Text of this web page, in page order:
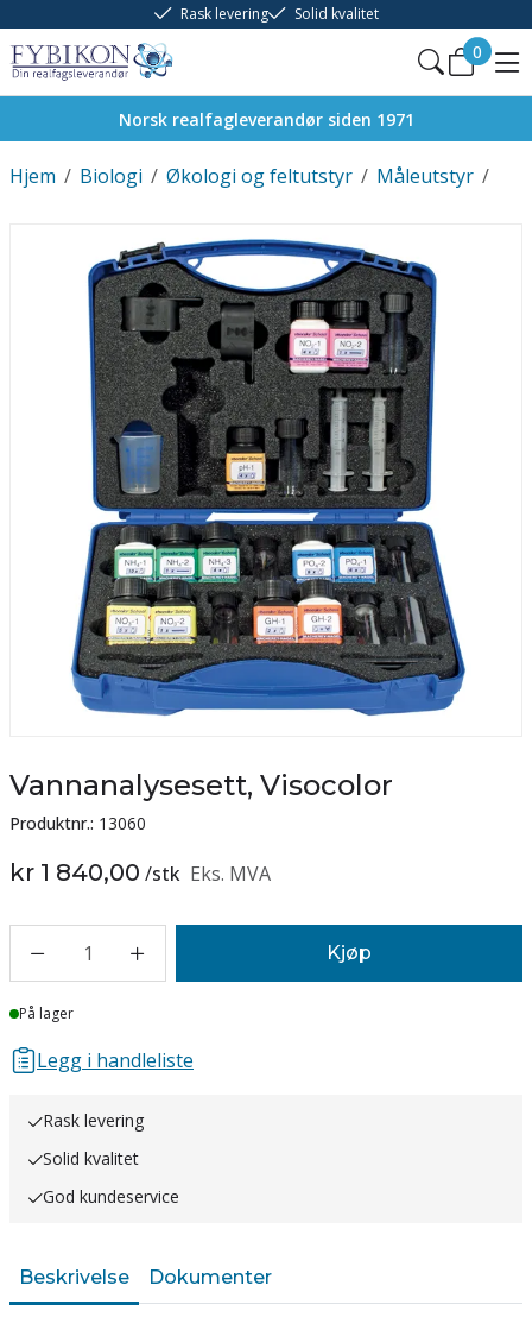
Rask levering Solid kvalitet
0
Norsk realfagleverandør siden 1971
/
Hjem /
Biologi /
Økologi og feltutstyr /
Måleutstyr
Vannanalysesett, Visocolor
Produktnr.: 13060
kr 1 840,00 /stk Eks. MVA
1 Kjøp
Lager
På lager
Legg i handleliste
Rask levering
Solid kvalitet
God kundeservice
Beskrivelse Dokumenter